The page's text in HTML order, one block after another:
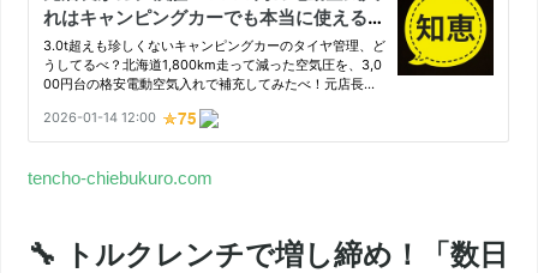
tencho-chiebukuro.com
🔧 トルクレンチで増し締め！「数日